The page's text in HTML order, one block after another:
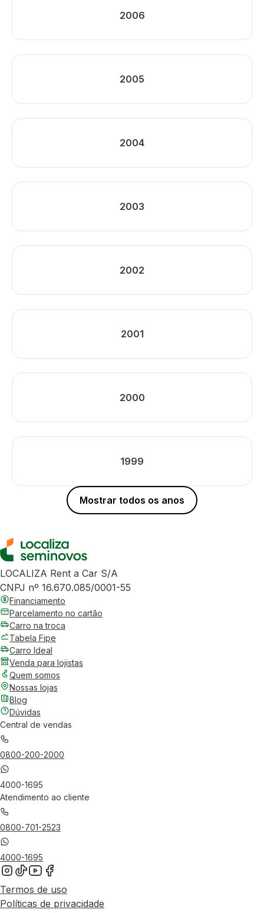
2006
2005
2004
2003
2002
2001
2000
1999
Mostrar todos os anos
LOCALIZA Rent a Car S/A
CNPJ nº 16.670.085/0001-55
Financiamento
Parcelamento no cartão
Carro na troca
Tabela Fipe
Carro Ideal
Venda para lojistas
Quem somos
Nossas lojas
Blog
Dúvidas
Central de vendas
0800-200-2000
4000-1695
Atendimento ao cliente
0800-701-2523
4000-1695
Termos de uso
Políticas de privacidade